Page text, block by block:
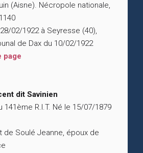
(Aisne). Nécropole nationale,
02/1922 à Seyresse (40),
de Dax du 10/02/1922
page
dit Savinien
141ème R.I.T. Né le 15/07/1879
de Soulé Jeanne, époux de